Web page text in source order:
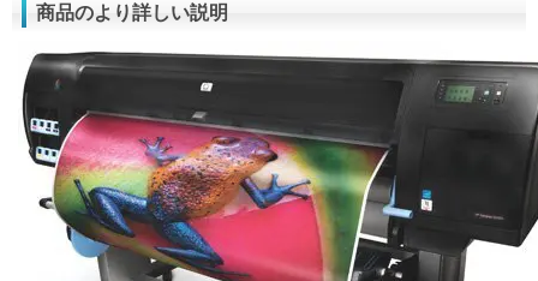
商品のより詳しい説明